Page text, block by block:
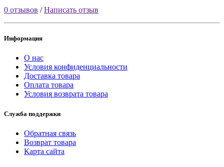
0 отзывов /Написать отзыв
Информация
О нас
Условия конфиденциальности
Доставка товара
Оплата товара
Условия возврата товара
Служба поддержки
Обратная связь
Возврат товара
Карта сайта